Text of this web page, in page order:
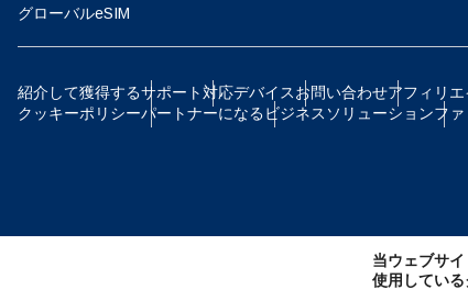
グローバルeSIM
紹介して獲得するサポート対応デバイスお問い合わせアフィリ
クッキーポリシーパートナーになるビジネスソリューションフ
当ウェブサ
使用している